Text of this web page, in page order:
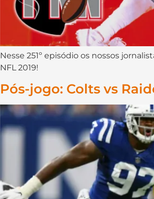
Nesse 251º episódio os nossos
NFL 2019!
Pós-jogo: Colts vs